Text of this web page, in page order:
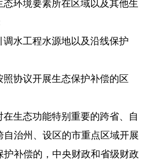
态环境要素所在区域以及其他生
调水工程水源地以及沿线保护
照协议开展生态保护补偿的区
生态功能特别重要的跨省、自
自治州、设区的市重点区域开展
护补偿的，中央财政和省级财政